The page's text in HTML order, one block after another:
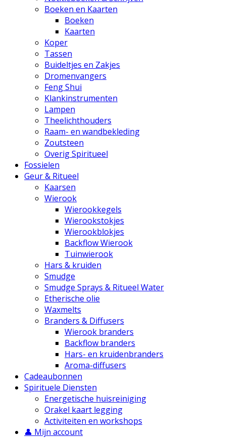
Boeken en Kaarten
Boeken
Kaarten
Koper
Tassen
Buideltjes en Zakjes
Dromenvangers
Feng Shui
Klankinstrumenten
Lampen
Theelichthouders
Raam- en wandbekleding
Zoutsteen
Overig Spiritueel
Fossielen
Geur & Ritueel
Kaarsen
Wierook
Wierookkegels
Wierookstokjes
Wierookblokjes
Backflow Wierook
Tuinwierook
Hars & kruiden
Smudge
Smudge Sprays & Ritueel Water
Etherische olie
Waxmelts
Branders & Diffusers
Wierook branders
Backflow branders
Hars- en kruidenbranders
Aroma-diffusers
Cadeaubonnen
Spirituele Diensten
Energetische huisreiniging
Orakel kaart legging
Activiteiten en workshops
👤 Mijn account